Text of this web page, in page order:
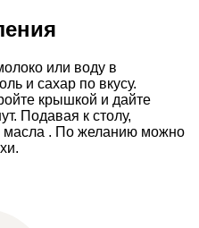
или воду в
и сахар по вкусу.
крышкой и дайте
Подавая к столу,
масла . По желанию можно